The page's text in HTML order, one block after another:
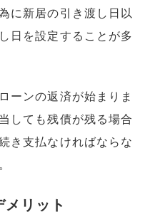
に新居の引き渡し日以
日を設定することが多
ーンの返済が始まりま
しても残債が残る場合
き支払なければならな
リット